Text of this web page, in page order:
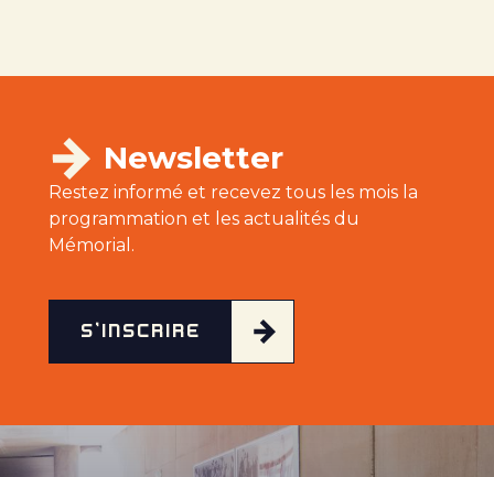
Newsletter
Restez informé et recevez tous les mois la
programmation et les actualités du
Mémorial.
S'INSCRIRE